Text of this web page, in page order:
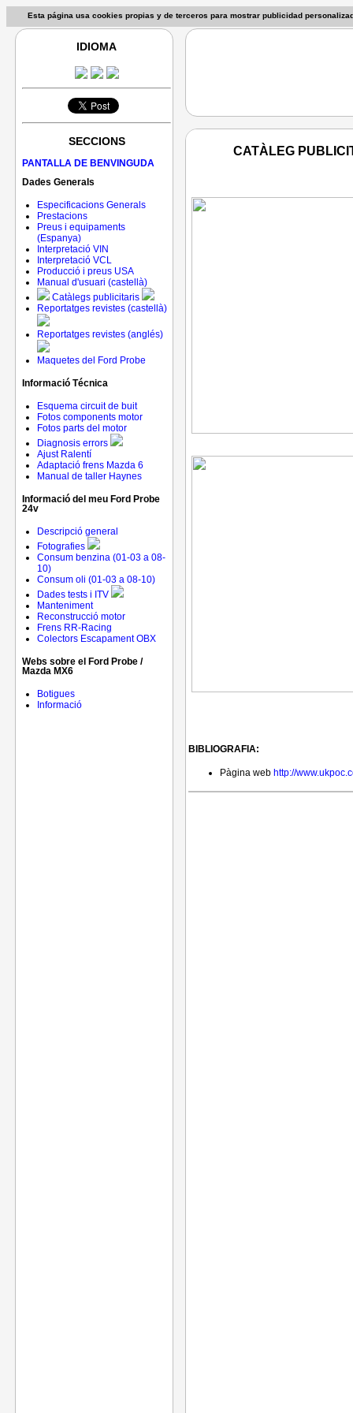
Esta página usa cookies propias y de terceros para mostrar publicidad
IDIOMA
SECCIONS
PANTALLA DE BENVINGUDA
Dades Generals
Especificacions Generals
Prestacions
Preus i equipaments
(Espanya)
Interpretació VIN
Interpretació VCL
Producció i preus USA
Manual d'usuari (castellà)
Catàlegs publicitaris
Reportatges revistes (castellà)
Reportatges revistes (anglés)
Maquetes del Ford Probe
Informació Técnica
Esquema circuit de buit
Fotos components motor
Fotos parts del motor
Diagnosis errors
Ajust Ralentí
Adaptació frens Mazda 6
Manual de taller Haynes
Informació del meu Ford Probe
24v
Descripció general
Fotografies
Consum benzina (01-03 a 08-
10)
Consum oli (01-03 a 08-10)
Dades tests i ITV
Manteniment
Reconstrucció motor
Frens RR-Racing
Colectors Escapament OBX
Webs sobre el Ford Probe /
Mazda MX6
Botigues
Informació
CATÀLEG
BIBLIOGRAFIA:
Pàgina web http://